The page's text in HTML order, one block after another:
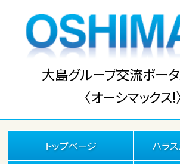
大島グループ交流ポー
〈オーシマックス!
トップページ ハラ